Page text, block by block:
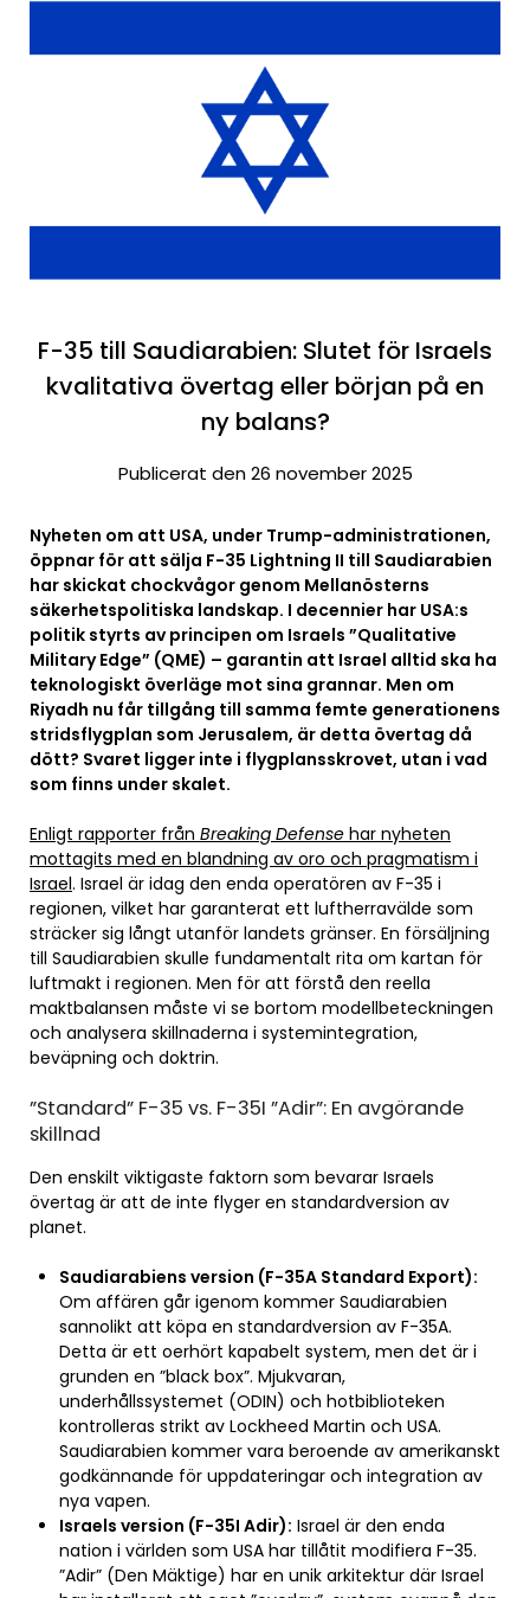
F-35 till Saudiarabien: Slutet för Israels
kvalitativa övertag eller början på en
ny balans?
Publicerat den 26 november 2025
Nyheten om att USA, under Trump-administrationen,
öppnar för att sälja F-35 Lightning II till Saudiarabien
har skickat chockvågor genom Mellanösterns
säkerhetspolitiska landskap. I decennier har USA:s
politik styrts av principen om Israels ”Qualitative
Military Edge” (QME) – garantin att Israel alltid ska ha
teknologiskt överläge mot sina grannar. Men om
Riyadh nu får tillgång till samma femte generationens
stridsflygplan som Jerusalem, är detta övertag då
dött? Svaret ligger inte i flygplansskrovet, utan i vad
som finns under skalet.
Enligt rapporter från Breaking Defense har nyheten
mottagits med en blandning av oro och pragmatism i
Israel. Israel är idag den enda operatören av F-35 i
regionen, vilket har garanterat ett luftherravälde som
sträcker sig långt utanför landets gränser. En försäljning
till Saudiarabien skulle fundamentalt rita om kartan för
luftmakt i regionen. Men för att förstå den reella
maktbalansen måste vi se bortom modellbeteckningen
och analysera skillnaderna i systemintegration,
beväpning och doktrin.
”Standard” F-35 vs. F-35I ”Adir”: En avgörande
skillnad
Den enskilt viktigaste faktorn som bevarar Israels
övertag är att de inte flyger en standardversion av
planet.
Saudiarabiens version (F-35A Standard Export):
Om affären går igenom kommer Saudiarabien
sannolikt att köpa en standardversion av F-35A.
Detta är ett oerhört kapabelt system, men det är i
grunden en ”black box”. Mjukvaran,
underhållssystemet (ODIN) och hotbiblioteken
kontrolleras strikt av Lockheed Martin och USA.
Saudiarabien kommer vara beroende av amerikanskt
godkännande för uppdateringar och integration av
nya vapen.
Israels version (F-35I Adir): Israel är den enda
nation i världen som USA har tillåtit modifiera F-35.
”Adir” (Den Mäktige) har en unik arkitektur där Israel